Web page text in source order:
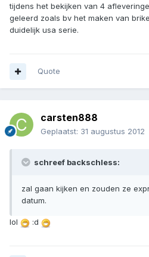
tijdens het bekijken van 4
geleerd zoals bv het maken van
duidelijk usa serie.
Quote
carsten888
Geplaatst: 31 augustus 2012
schreef backschless:
zal gaan kijken en zouden ze
datum.
lol :d